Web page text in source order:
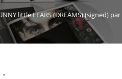
little FEARS (DREAMS) (signed)